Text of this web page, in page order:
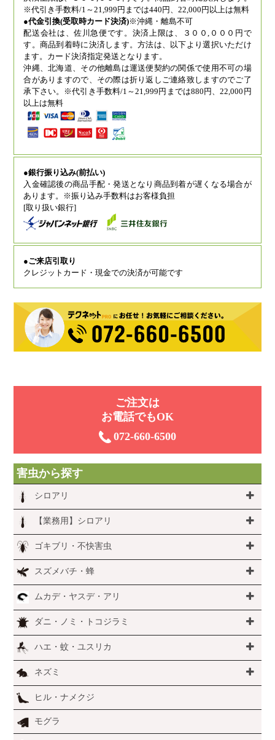
※代引き手数料/1～21,999円までは440円、22,000円以上は無料
●代金引換(受取時カード決済)※沖縄・離島不可
配送会社は、佐川急便です。決済上限は、３００,０００円で
す。商品到着時に決済します。方法は、以下より選択いただけ
ます。カード決済指定発送となります。
沖縄、北海道、その他離島は運送便契約の関係で使用不可の場
合がありますので、その際は折り返しご連絡致しますのでご了
承下さい。※代引き手数料/1～21,999円までは880円、22,000円
以上は無料
●銀行振り込み(前払い)
入金確認後の商品手配・発送となり商品到着が遅くなる場合が
あります。※振り込み手数料はお客様負担
[取り扱い銀行]
●ご来店引取り
クレジットカード・現金での決済が可能です
ご注⽂は
お電話でもOK
072-660-6500
害虫から探す
シロアリ
【業務用】シロアリ
ゴキブリ・不快害虫
スズメバチ・蜂
ムカデ・ヤスデ・アリ
ダニ・ノミ・トコジラミ
ハエ・蚊・ユスリカ
ネズミ
ヒル・ナメクジ
モグラ